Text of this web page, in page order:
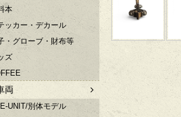
本
ッカー・デカール
・グローブ・財布等
ズ
両
UNIT/別体モデル